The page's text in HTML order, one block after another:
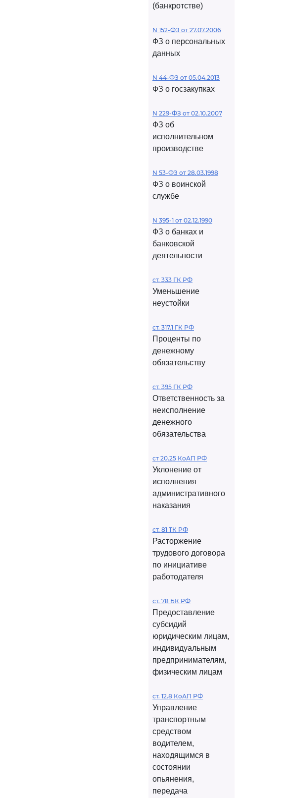
(банкротстве)
N 152-ФЗ от 27.07.2006
ФЗ о персональных
данных
N 44-ФЗ от 05.04.2013
ФЗ о госзакупках
N 229-ФЗ от 02.10.2007
ФЗ об
исполнительном
производстве
N 53-ФЗ от 28.03.1998
ФЗ о воинской
службе
N 395-1 от 02.12.1990
ФЗ о банках и
банковской
деятельности
ст. 333 ГК РФ
Уменьшение
неустойки
ст. 317.1 ГК РФ
Проценты по
денежному
обязательству
ст. 395 ГК РФ
Ответственность за
неисполнение
денежного
обязательства
ст 20.25 КоАП РФ
Уклонение от
исполнения
административного
наказания
ст. 81 ТК РФ
Расторжение
трудового договора
по инициативе
работодателя
ст. 78 БК РФ
Предоставление
субсидий
юридическим лицам,
индивидуальным
предпринимателям,
физическим лицам
ст. 12.8 КоАП РФ
Управление
транспортным
средством
водителем,
находящимся в
состоянии
опьянения,
передача